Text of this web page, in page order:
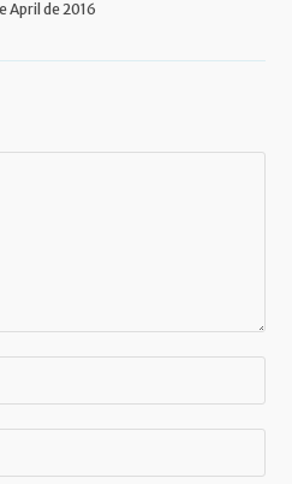
April de 2016